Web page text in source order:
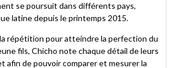
se poursuit dans différents pays,
latine depuis le printemps 2015.
répétition pour atteindre la perfection du
fils, Chicho note chaque détail de leurs
afin de pouvoir comparer et mesurer la